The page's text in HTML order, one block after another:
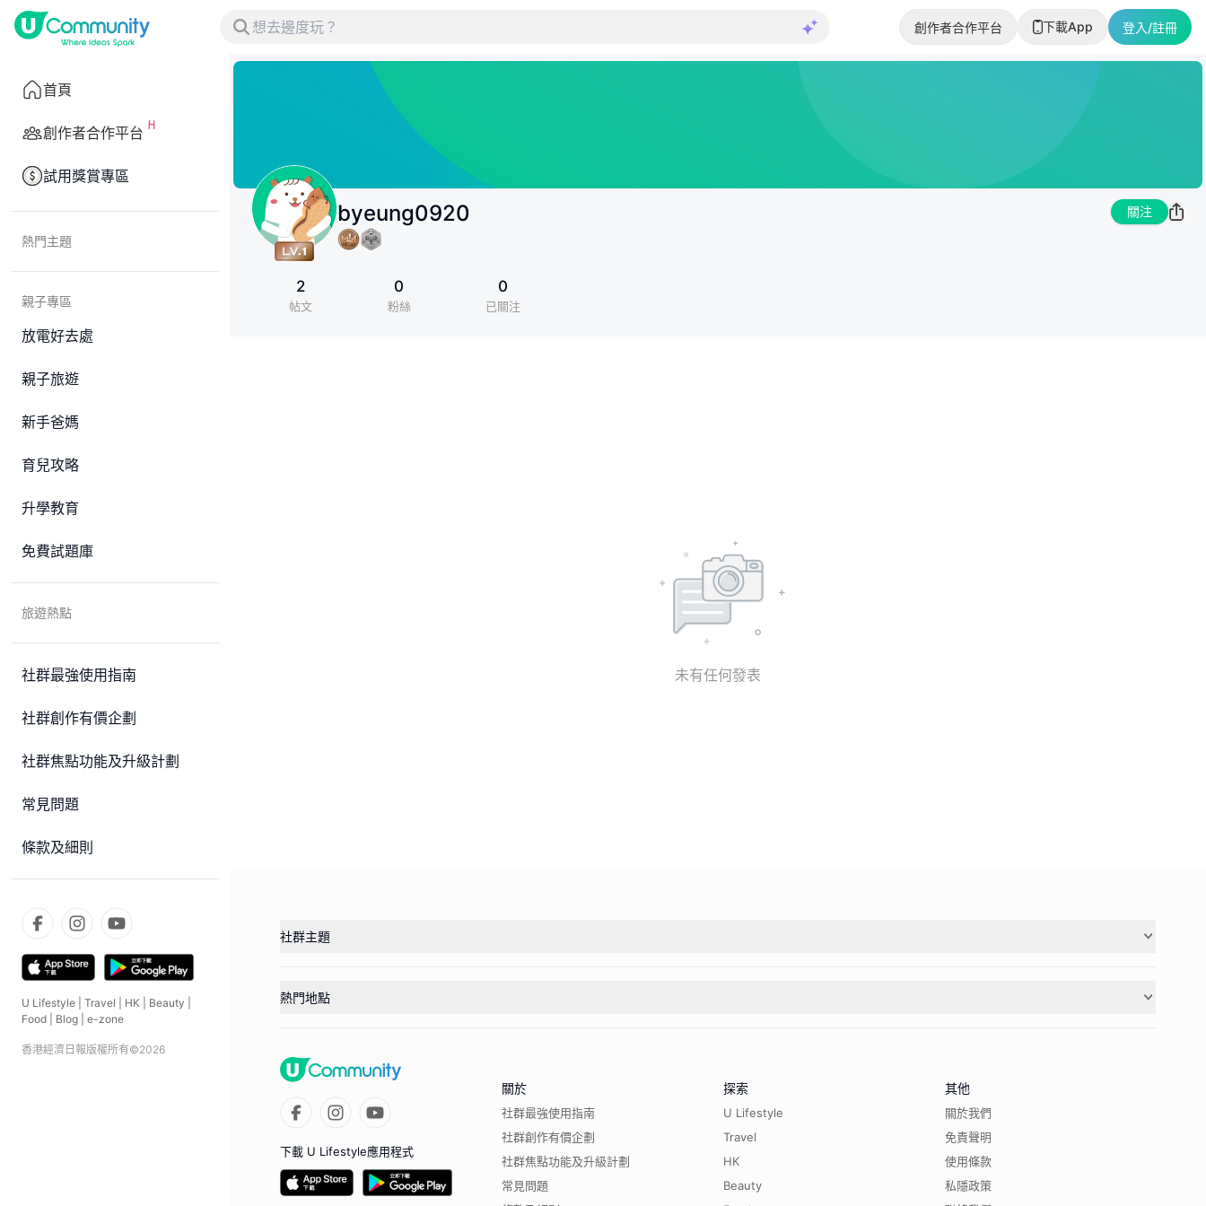
創作者合作平台 下載App 登入/註冊
首頁
創作者合作平台
試用獎賞專區
熱門主題
親子專區
放電好去處
親子旅遊
新手爸媽
育兒攻略
升學教育
免費試題庫
旅遊熱點
社群最強使用指南
社群創作有價企劃
社群焦點功能及升級計劃
常見問題
條款及細則
U Lifestyle Travel HK Beauty
Food
Blog e-zone
香港經濟日報版權所有©2026
byeung0920 關注
2
帖文
0
粉絲
0
已關注
未有任何發表
社群主題
熱門地點
下載 U Lifestyle應用程式
關於
社群最強使用指南
社群創作有價企劃
社群焦點功能及升級計劃
常見問題
探索
U Lifestyle
Travel
HK
Beauty
其他
關於我們
免責聲明
使用條款
私隱政策